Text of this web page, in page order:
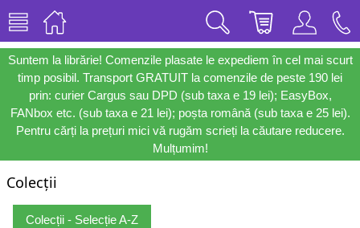
Suntem la librărie! Comenzile plasate le expediem în cel mai scurt
timp posibil. Transport GRATUIT la comenzile de peste 190 lei
prin: curier Cargus sau DPD (sub taxa e 19 lei); EasyBox,
FANbox etc. (sub taxa e 21 lei); poșta română (sub taxa e 25 lei).
Pentru cărți la prețuri mici vă rugăm scrieți la căutare reducere.
Mulțumim!
Colecții
Colecții - Selecție A-Z